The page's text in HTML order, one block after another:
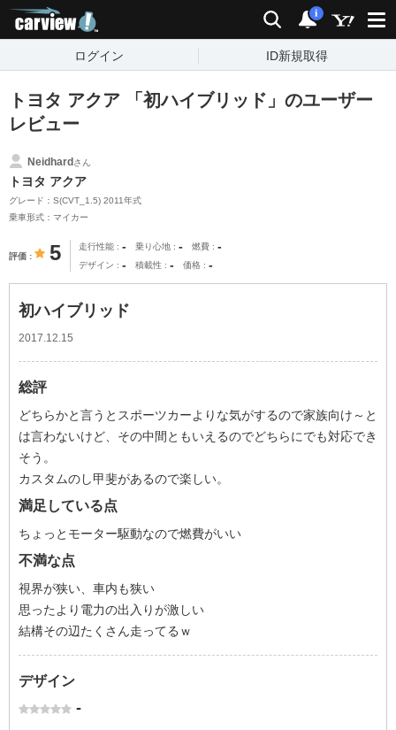
検索 通知
i
ログイン ID新規取得
トヨタ アクア 「初ハイブリッド」のユーザー
レビュー
Neidhardさん
トヨタ アクア
グレード：S(CVT_1.5) 2011年式
乗車形式：マイカー
評価 5 走行性能 - 乗り心地 - 燃費 -
デザイン - 積載性 - 価格 -
初ハイブリッド
2017.12.15
総評
どちらかと言うとスポーツカーよりな気がするので家族向け～と
は言わないけど、その中間ともいえるのでどちらにでも対応でき
そう。
カスタムのし甲斐があるので楽しい。
満足している点
ちょっとモーター駆動なので燃費がいい
不満な点
視界が狭い、車内も狭い
思ったより電力の出入りが激しい
結構その辺たくさん走ってるｗ
デザイン
-